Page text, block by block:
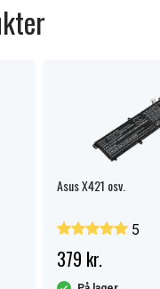
Asus X421 osv.
5
379 kr.